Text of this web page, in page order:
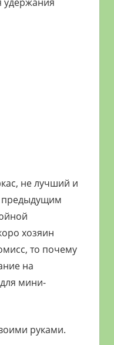
не лучший и
предыдущим
хозяин
то почему
на
мини-
руками.